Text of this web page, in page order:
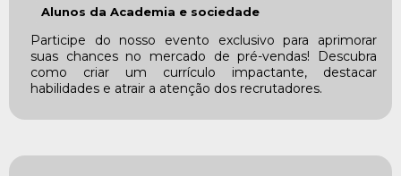
Alunos da Academia e sociedade
Participe do nosso evento exclusivo para aprimorar
suas chances no mercado de pré-vendas! Descubra
como criar um currículo impactante, destacar
habilidades e atrair a atenção dos recrutadores.